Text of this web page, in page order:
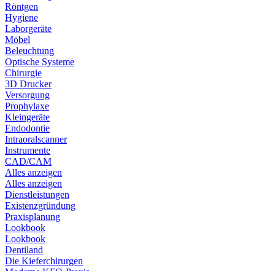
Röntgen
Hygiene
Laborgeräte
Möbel
Beleuchtung
Optische Systeme
Chirurgie
3D Drucker
Versorgung
Prophylaxe
Kleingeräte
Endodontie
Intraoralscanner
Instrumente
CAD/CAM
Alles anzeigen
Alles anzeigen
Dienstleistungen
Existenzgründung
Praxisplanung
Lookbook
Lookbook
Dentiland
Die Kieferchirurgen